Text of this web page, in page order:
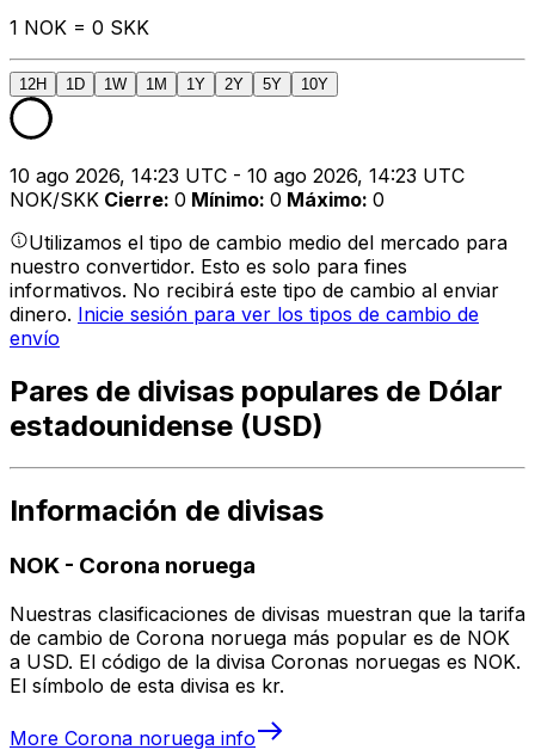
1 NOK = 0 SKK
12H 1D 1W 1M 1Y 2Y 5Y 10Y
10 ago 2026, 14:23 UTC - 10 ago 2026, 14:23 UTC
NOK/SKK Cierre: 0 Mínimo: 0 Máximo: 0
Utilizamos el tipo de cambio medio del mercado para
nuestro convertidor. Esto es solo para fines
informativos. No recibirá este tipo de cambio al enviar
dinero. Inicie sesión para ver los tipos de cambio de
envío
Pares de divisas populares de Dólar
estadounidense (USD)
Información de divisas
NOK - Corona noruega
Nuestras clasificaciones de divisas muestran que la tarifa
de cambio de Corona noruega más popular es de NOK
a USD. El código de la divisa Coronas noruegas es NOK.
El símbolo de esta divisa es kr.
More Corona noruega info